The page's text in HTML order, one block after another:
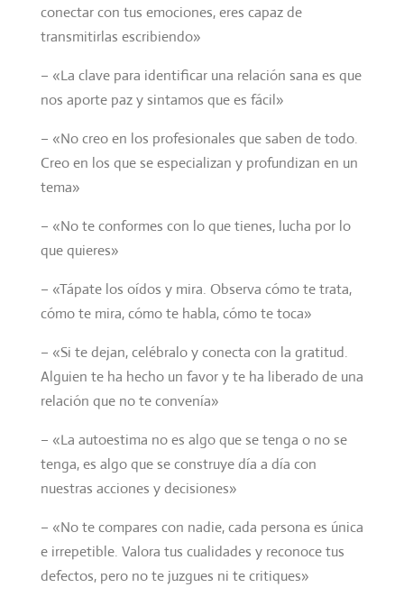
conectar con tus emociones, eres capaz de
transmitirlas escribiendo»
– «La clave para identificar una relación sana es que
nos aporte paz y sintamos que es fácil»
– «No creo en los profesionales que saben de todo.
Creo en los que se especializan y profundizan en un
tema»
– «No te conformes con lo que tienes, lucha por lo
que quieres»
– «Tápate los oídos y mira. Observa cómo te trata,
cómo te mira, cómo te habla, cómo te toca»
– «Si te dejan, celébralo y conecta con la gratitud.
Alguien te ha hecho un favor y te ha liberado de una
relación que no te convenía»
– «La autoestima no es algo que se tenga o no se
tenga, es algo que se construye día a día con
nuestras acciones y decisiones»
– «No te compares con nadie, cada persona es única
e irrepetible. Valora tus cualidades y reconoce tus
defectos, pero no te juzgues ni te critiques»